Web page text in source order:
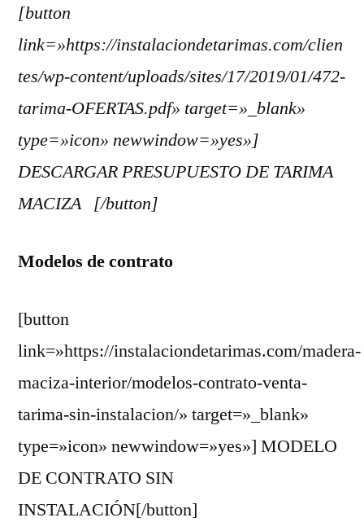
[button
link=»https://instalaciondetarimas.com/clien
tes/wp-content/uploads/sites/17/2019/01/472-
tarima-OFERTAS.pdf» target=»_blank»
type=»icon» newwindow=»yes»]
DESCARGAR PRESUPUESTO DE TARIMA
MACIZA [/button]
Modelos de contrato
[button
link=»https://instalaciondetarimas.com/madera-
maciza-interior/modelos-contrato-venta-
tarima-sin-instalacion/» target=»_blank»
type=»icon» newwindow=»yes»] MODELO
DE CONTRATO SIN
INSTALACIÓN[/button]